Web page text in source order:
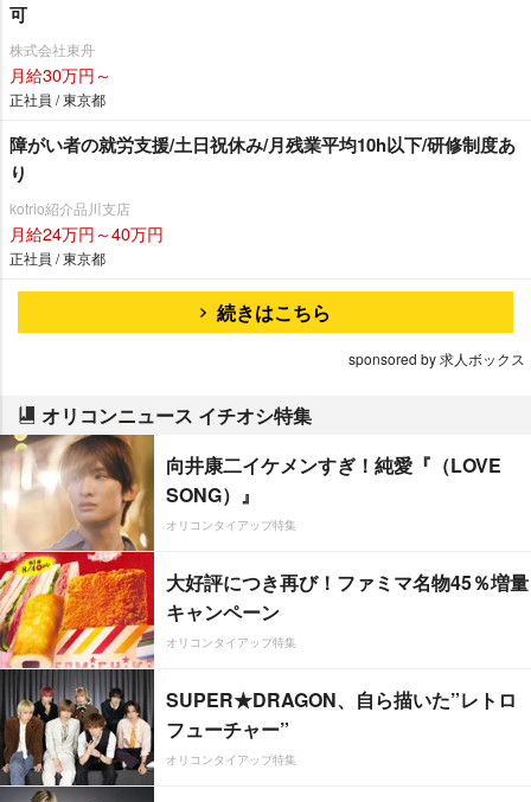
可
株式会社東舟
月給30万円～
正社員 / 東京都
障がい者の就労支援/土日祝休み/月残業平均10h以下/研修制度あ
り
kotrio紹介品川支店
月給24万円～40万円
正社員 / 東京都
続きはこちら
sponsored by 求人ボックス
オリコンニュース イチオシ特集
向井康二イケメンすぎ！純愛『（LOVE
SONG）』
オリコンタイアップ特集
大好評につき再び！ファミマ名物45％増量
キャンペーン
オリコンタイアップ特集
SUPER★DRAGON、自ら描いた”レトロ
フューチャー”
オリコンタイアップ特集